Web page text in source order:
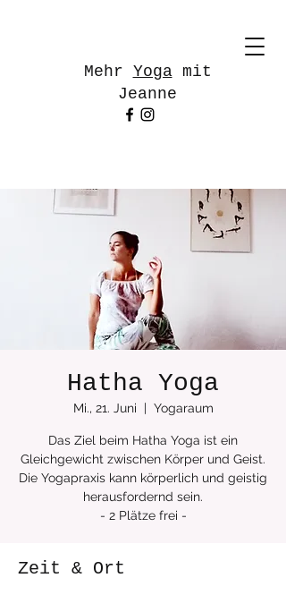
Mehr Yogamit
Jeanne
Hatha Yoga
Mi., 21. Juni
  |
Yogaraum
Das Ziel beim Hatha Yoga ist ein
Gleichgewicht zwischen Körper und Geist.
Die Yogapraxis kann körperlich und geistig
herausfordernd sein.
Zeit & Ort